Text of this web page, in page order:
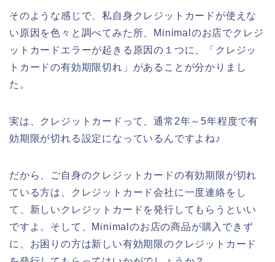
そのような感じで、私自身クレジットカードが使えな
い原因を色々と調べてみた所、Minimalのお店でクレジ
ットカードエラーが起きる原因の１つに、「クレジッ
トカードの有効期限切れ」があることが分かりまし
た。
実は、クレジットカードって、通常2年～5年程度で有
効期限が切れる設定になっているんですよね♪
だから、ご自身のクレジットカードの有効期限が切れ
ている方は、クレジットカード会社に一度連絡をし
て、新しいクレジットカードを発行してもらうといい
ですよ。そして、Minimalのお店の商品が購入できず
に、お困りの方は新しい有効期限のクレジットカード